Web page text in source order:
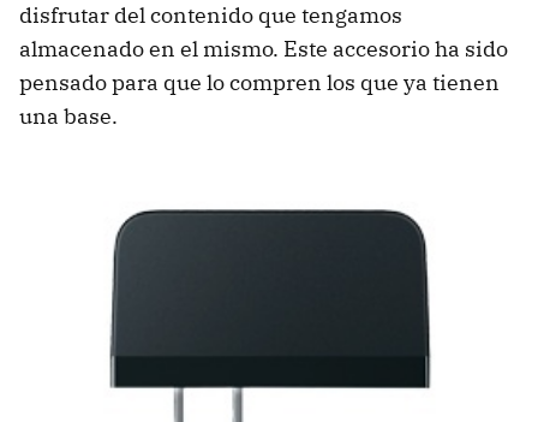
disfrutar del contenido que tengamos
almacenado en el mismo. Este accesorio ha sido
pensado para que lo compren los que ya tienen
una base.